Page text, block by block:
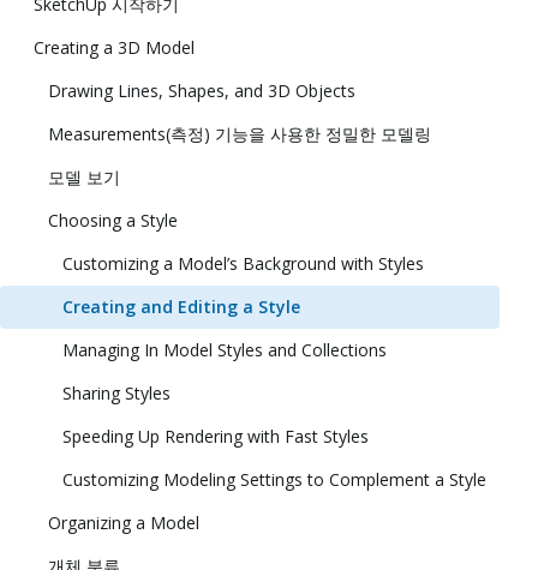
Creating a 3D Model
Drawing Lines, Shapes, and 3D Objects
Measurements(측정) 기능을 사용한 정밀한 모델링
모델 보기
Choosing a Style
Customizing a Model’s Background with Styles
Creating and Editing a Style
Managing In Model Styles and Collections
Sharing Styles
Speeding Up Rendering with Fast Styles
Customizing Modeling Settings to Complement a Style
Organizing a Model